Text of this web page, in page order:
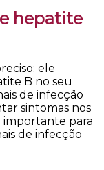
hepatite
ele
B no seu
de infecção
sintomas nos
importante para
de infecção